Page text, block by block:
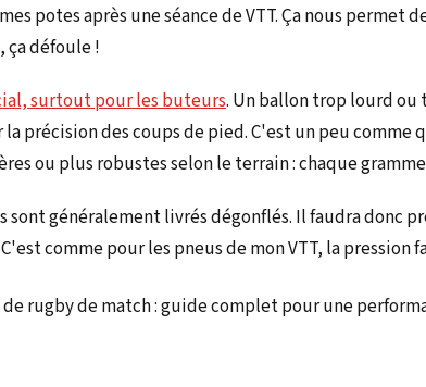
potes après une séance de VTT. Ça nous permet
défoule !
surtout pour les buteurs. Un ballon trop lourd
précision des coups de pied. C'est un peu comme
ou plus robustes selon le terrain : chaque
sont généralement livrés dégonflés. Il faudra donc
comme pour les pneus de mon VTT, la